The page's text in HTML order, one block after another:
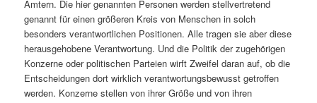
Ämtern. Die hier genannten Personen werden stellvertretend
genannt für einen größeren Kreis von Menschen in solch
besonders verantwortlichen Positionen. Alle tragen sie aber diese
herausgehobene Verantwortung. Und die Politik der zugehörigen
Konzerne oder politischen Parteien wirft Zweifel daran auf, ob die
Entscheidungen dort wirklich verantwortungsbewusst getroffen
werden. Konzerne stellen von ihrer Größe und von ihren